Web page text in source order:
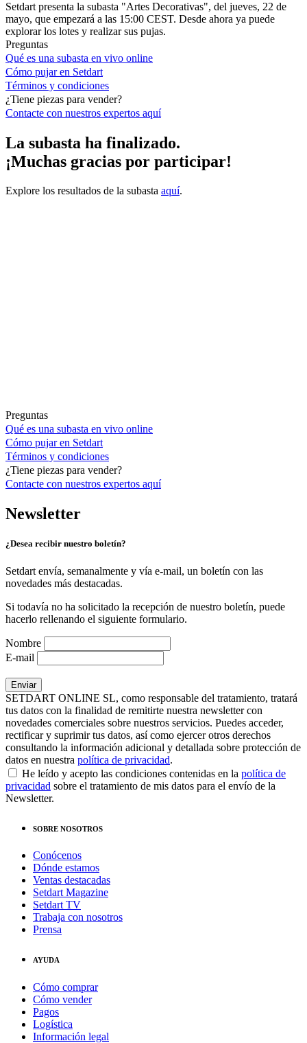
Setdart presenta la subasta "Artes Decorativas", del jueves, 22 de
mayo, que empezará a las 15:00 CEST. Desde ahora ya puede
explorar los lotes y realizar sus pujas.
Preguntas
Qué es una subasta en vivo online
Cómo pujar en Setdart
Términos y condiciones
¿Tiene piezas para vender?
Contacte con nuestros expertos aquí
La subasta ha finalizado.
¡Muchas gracias por participar!
Explore los resultados de la subasta aquí.
Preguntas
Qué es una subasta en vivo online
Cómo pujar en Setdart
Términos y condiciones
¿Tiene piezas para vender?
Contacte con nuestros expertos aquí
Newsletter
¿Desea recibir nuestro boletín?
Setdart envía, semanalmente y vía e-mail, un boletín con las
novedades más destacadas.
Si todavía no ha solicitado la recepción de nuestro boletín, puede
hacerlo rellenando el siguiente formulario.
Nombre
E-mail
SETDART ONLINE SL, como responsable del tratamiento, tratará
tus datos con la finalidad de remitirte nuestra newsletter con
novedades comerciales sobre nuestros servicios. Puedes acceder,
rectificar y suprimir tus datos, así como ejercer otros derechos
consultando la información adicional y detallada sobre protección de
datos en nuestra política de privacidad.
He leído y acepto las condiciones contenidas en la política de
privacidad sobre el tratamiento de mis datos para el envío de la
Newsletter.
SOBRE NOSOTROS
Conócenos
Dónde estamos
Ventas destacadas
Setdart Magazine
Setdart TV
Trabaja con nosotros
Prensa
AYUDA
Cómo comprar
Cómo vender
Pagos
Logística
Información legal